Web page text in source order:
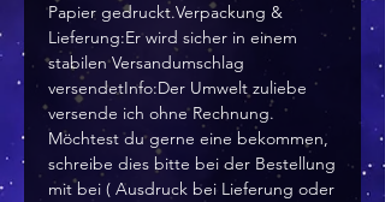
Papier gedruckt.Verpackung &
Lieferung:Er wird sicher in einem
stabilen Versandumschlag
versendetInfo:Der Umwelt zuliebe
versende ich ohne Rechnung.
Möchtest du gerne eine bekommen,
schreibe dies bitte bei der Bestellung
mit bei ( Ausdruck bei Lieferung oder